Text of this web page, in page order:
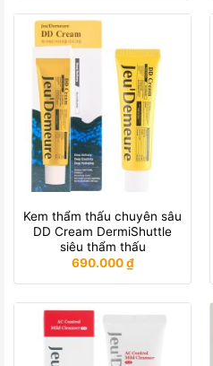
Kem thẩm thấu chuyên sâu
DD Cream DermiShuttle
siêu thẩm thấu
690.000₫